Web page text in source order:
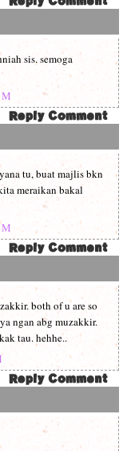
sis. semoga
tu, buat majlis bkn
meraikan bakal
both of u are so
ngan abg muzakkir.
tau. hehhe..